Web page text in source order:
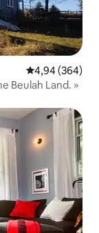
Évaluation
4,94 (364)
Beulah Land. »